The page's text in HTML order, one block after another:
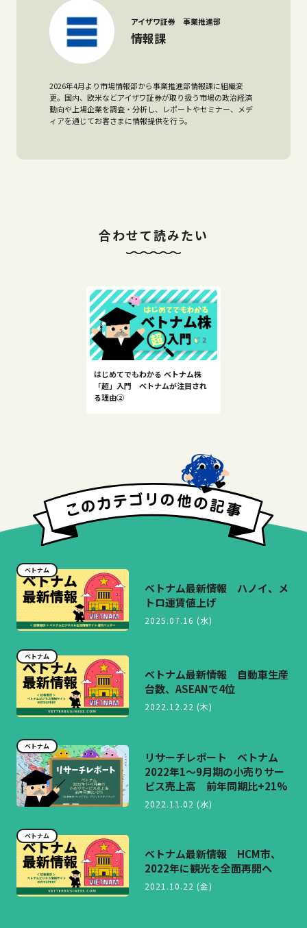
アイザワ証券 事業推進部
情報課
2026年4月より市場情報部から事業推進部情報課に組織変
更。国内、欧米などアイザワ証券が取り扱う市場の政治経済
動向や上場企業を調査・分析し、レポートやセミナー、メデ
ィアを通じてお客さまに情報提供を行う。
合わせて読みたい
はじめてでもわかる ベトナム株
「超」入門 ベトナムが注目され
る理由②
ベトナム
ベトナム最新情報 ハノイ、メ
トロ運賃値上げ
2025.07.16 (水)
ベトナム
ベトナム最新情報 自動車生産
台数、ASEANで4位
2022.12.22 (木)
ベトナム
リサーチレポート ベトナム
2022年1～9月期の小売りサー
ビス売上高 前年同期比+21%
2022.11.02 (水)
ベトナム
ベトナム最新情報 HCM市、
2022年に観光を全面再開へ
2021.10.22 (金)